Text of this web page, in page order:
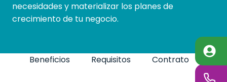
necesidades y materializar los planes de
crecimiento de tu negocio.
Beneficios Requisitos Contrato